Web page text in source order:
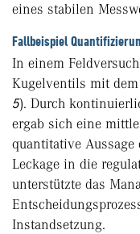
eines stabilen
Fallbeispiel
In einem
Kugelventils mit
5). Durch
ergab sich eine
quantitative
Leckage in die
unterstützte das
Instandsetzung.